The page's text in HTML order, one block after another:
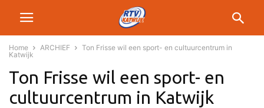
Home ARCHIEF
Ton Frisse wil een sport- en cultuurcentrum in
Katwijk
Ton Frisse wil een sport- en
cultuurcentrum in Katwijk